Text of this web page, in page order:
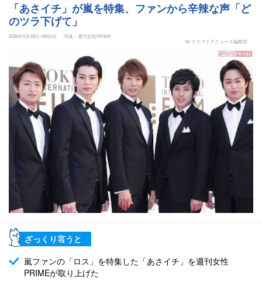
「あさイチ」が嵐を特集、ファンから辛辣な声「ど
のツラ下げて」
2026年5月28日 16時0分
写真：週刊女性PRIME
by ライブドアニュース編集部
ざっくり言うと
嵐ファンの「ロス」を特集した「あさイチ」を週刊女性
PRIMEが取り上げた